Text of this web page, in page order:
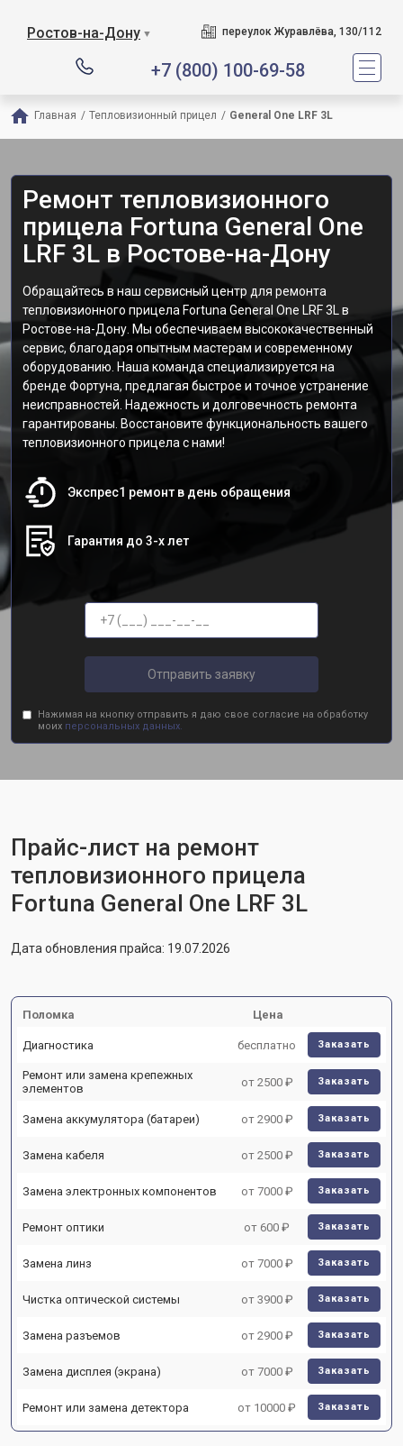
Ростов-на-Дону ▼ переулок Журавлёва, 130/112
+7 (800) 100-69-58
Главная / Тепловизионный прицел / General One LRF 3L
Ремонт тепловизионного
прицела Fortuna General One
LRF 3L в Ростове-на-Дону
Обращайтесь в наш сервисный центр для ремонта
тепловизионного прицела Fortuna General One LRF 3L в
Ростове-на-Дону. Мы обеспечиваем высококачественный
сервис, благодаря опытным мастерам и современному
оборудованию. Наша команда специализируется на
бренде Фортуна, предлагая быстрое и точное устранение
неисправностей. Надежность и долговечность ремонта
гарантированы. Восстановите функциональность вашего
тепловизионного прицела с нами!
Экспрес1 ремонт в день обращения
Гарантия до 3-х лет
Отправить заявку
Нажимая на кнопку отправить я даю свое согласие на обработку
моих персональных данных.
Прайс-лист на ремонт
тепловизионного прицела
Fortuna General One LRF 3L
Дата обновления прайса: 19.07.2026
Поломка Цена
Диагностика бесплатно Заказать
Ремонт или замена крепежных
элементов
от 2500 ₽ Заказать
Замена аккумулятора (батареи) от 2900 ₽ Заказать
Замена кабеля от 2500 ₽ Заказать
Замена электронных компонентов от 7000 ₽ Заказать
Ремонт оптики от 600 ₽ Заказать
Замена линз от 7000 ₽ Заказать
Чистка оптической системы от 3900 ₽ Заказать
Замена разъемов от 2900 ₽ Заказать
Замена дисплея (экрана) от 7000 ₽ Заказать
Ремонт или замена детектора от 10000 ₽ Заказать